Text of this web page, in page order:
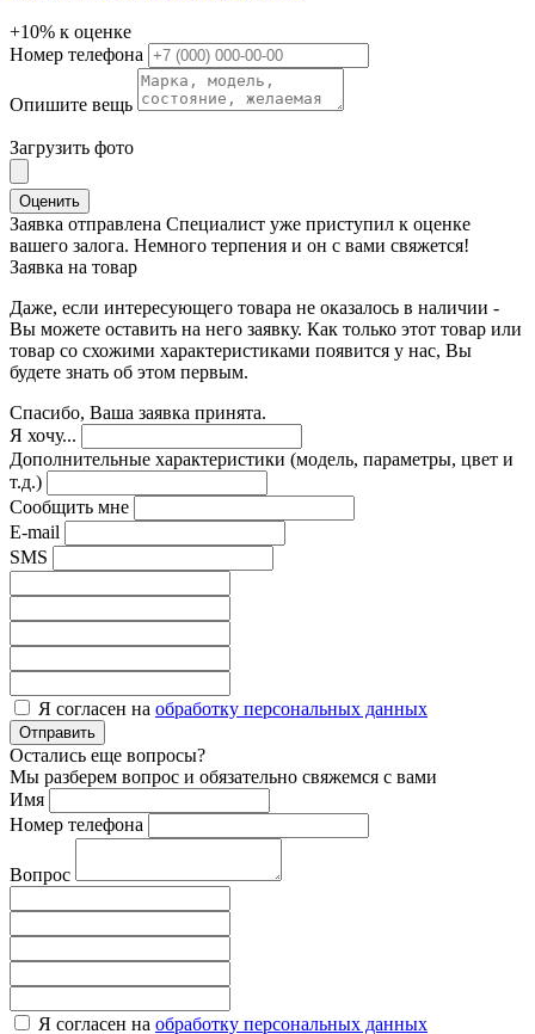
+10% к оценке
Номер телефона
Опишите вещь
Загрузить фото
Оценить
Заявка отправлена Специалист уже приступил к оценке
вашего залога. Немного терпения и он с вами свяжется!
Заявка на товар
Даже, если интересующего товара не оказалось в наличии -
Вы можете оставить на него заявку. Как только этот товар или
товар со схожими характеристиками появится у нас, Вы
будете знать об этом первым.
Спасибо, Ваша заявка принята.
Я хочу...
Дополнительные характеристики (модель, параметры, цвет и
т.д.)
Сообщить мне
E-mail
SMS
Я согласен на обработку персональных данных
Отправить
Остались еще вопросы?
Мы разберем вопрос и обязательно свяжемся с вами
Имя
Номер телефона
Вопрос
Я согласен на обработку персональных данных